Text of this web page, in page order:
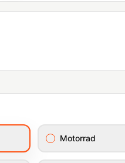
Motorrad